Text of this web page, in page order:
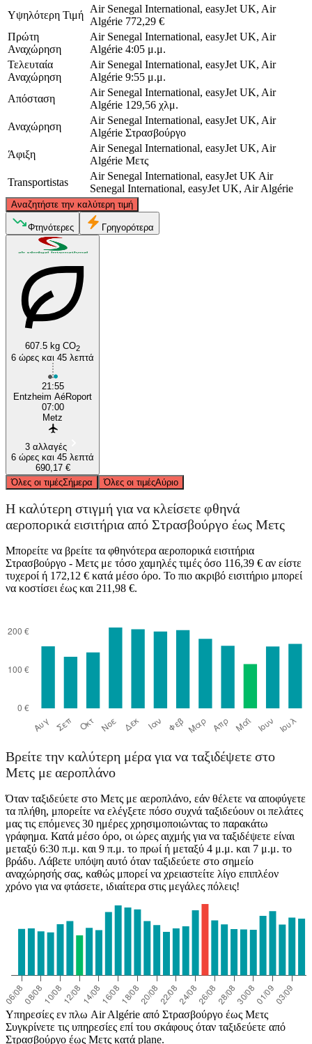
Υψηλότερη Τιμή
Air Senegal International, easyJet UK, Air
Algérie 772,29 €
Πρώτη
Αναχώρηση
Air Senegal International, easyJet UK, Air
Algérie 4:05 μ.μ.
Τελευταία
Αναχώρηση
Air Senegal International, easyJet UK, Air
Algérie 9:55 μ.μ.
Απόσταση
Air Senegal International, easyJet UK, Air
Algérie 129,56 χλμ.
Αναχώρηση
Air Senegal International, easyJet UK, Air
Algérie Στρασβούργο
Άφιξη
Air Senegal International, easyJet UK, Air
Algérie Μετς
Transportistas
Air Senegal International, easyJet UK Air
Senegal International, easyJet UK, Air Algérie
Αναζητήστε την καλύτερη τιμή
Metz
©CARTO, ©OpenStreetMapcontributors
Φτηνότερες Γρηγορότερα
607.5 kg CO2
6 ώρες και 45 λεπτά
21:55
Entzheim AéRoport
07:00
Metz
3 αλλαγές
6 ώρες και 45 λεπτά
690,17 €
Όλες οι τιμέςΣήμερα Όλες οι τιμέςΑύριο
Η καλύτερη στιγμή για να κλείσετε φθηνά
αεροπορικά εισιτήρια από Στρασβούργο έως Μετς
Μπορείτε να βρείτε τα φθηνότερα αεροπορικά εισιτήρια
Στρασβούργο - Μετς με τόσο χαμηλές τιμές όσο 116,39 € αν είστε
τυχεροί ή 172,12 € κατά μέσο όρο. Το πιο ακριβό εισιτήριο μπορεί
να κοστίσει έως και 211,98 €.
Βρείτε την καλύτερη μέρα για να ταξιδέψετε στο
Μετς με αεροπλάνο
Όταν ταξιδεύετε στο Μετς με αεροπλάνο, εάν θέλετε να αποφύγετε
τα πλήθη, μπορείτε να ελέγξετε πόσο συχνά ταξιδεύουν οι πελάτες
μας τις επόμενες 30 ημέρες χρησιμοποιώντας το παρακάτω
γράφημα. Κατά μέσο όρο, οι ώρες αιχμής για να ταξιδέψετε είναι
μεταξύ 6:30 π.μ. και 9 π.μ. το πρωί ή μεταξύ 4 μ.μ. και 7 μ.μ. το
βράδυ. Λάβετε υπόψη αυτό όταν ταξιδεύετε στο σημείο
αναχώρησής σας, καθώς μπορεί να χρειαστείτε λίγο επιπλέον
χρόνο για να φτάσετε, ιδιαίτερα στις μεγάλες πόλεις!
Υπηρεσίες εν πλω Air Algérie από Στρασβούργο έως Μετς
Συγκρίνετε τις υπηρεσίες επί του σκάφους όταν ταξιδεύετε από
Στρασβούργο έως Μετς κατά plane.